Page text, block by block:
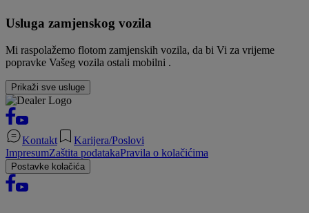
Usluga zamjenskog vozila
Mi raspolažemo flotom zamjenskih vozila, da bi Vi za vrijeme
popravke Vašeg vozila ostali mobilni .
Prikaži sve usluge
Kontakt
Karijera/Poslovi
ImpresumZaštita podatakaPravila o kolačićima
Postavke kolačića